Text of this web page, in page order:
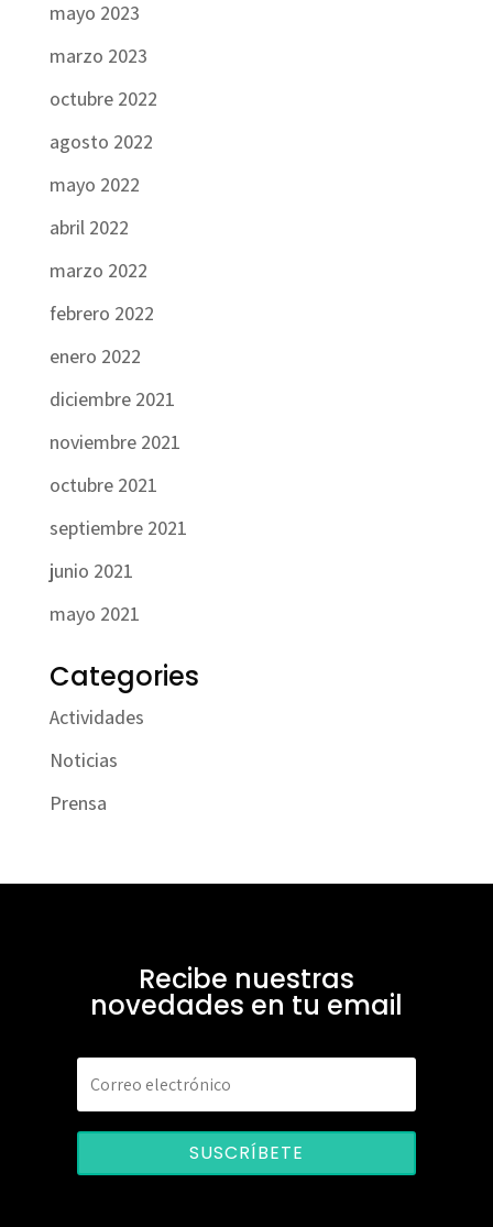
mayo 2023
marzo 2023
octubre 2022
agosto 2022
mayo 2022
abril 2022
marzo 2022
febrero 2022
enero 2022
diciembre 2021
noviembre 2021
octubre 2021
septiembre 2021
junio 2021
mayo 2021
Categories
Actividades
Noticias
Prensa
Recibe nuestras
novedades en tu email
SUSCRÍBETE